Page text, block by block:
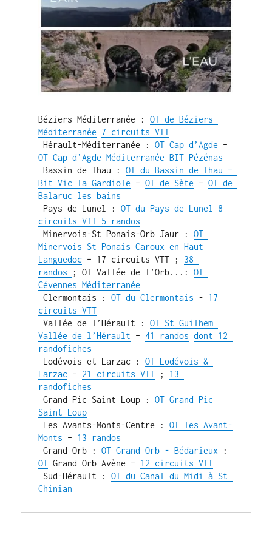
Béziers Méditerranée : OT de Béziers
Méditerranée 7 circuits VTT
Hérault-Méditerranée : OT Cap d’Agde
OT Cap d’Agde Méditerranée BIT Pézénas
Bassin de Thau : OT du Bassin de Thau –
Bit Vic la Gardiole – OT de Sète – OT de
Balaruc les bains
Pays de Lunel : OT du Pays de Lunel
8
circuits VTT 5 randos
Minervois-St Ponais-Orb Jaur : OT
Minervois St Ponais Caroux en Haut
Languedoc – 17 circuits VTT ; 38
randos
; OT Vallée de l’Orb...: OT
Cévennes Méditerranée
Clermontais : OT du Clermontais - 17
circuits VTT
Vallée de l’Hérault : OT St Guilhem
Vallée de l’Hérault – 41 randos dont 12
randofiches
Lodévois et Larzac : OT Lodévois &
Larzac – 21 circuits VTT ; 13
randofiches
Grand Pic Saint Loup : OT Grand Pic
Saint Loup
Les Avants-Monts-Centre : OT les Avant-
Monts – 13 randos
Grand Orb : OT Grand Orb - Bédarieux
OT Grand Orb Avène – 12 circuits VTT
Sud-Hérault : OT du Canal du Midi à St
Chinian